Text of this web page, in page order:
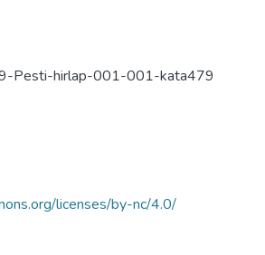
Pesti-hirlap-001-001-kata479
licenses/by-nc/4.0/